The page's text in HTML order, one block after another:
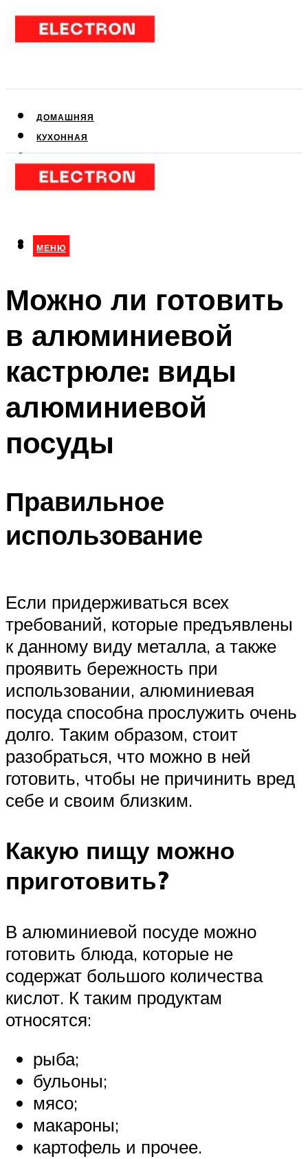
ДОМАШНЯЯ
КУХОННАЯ
КЛИМАТИЧЕСКАЯ
МЕНЮ
МЕНЮ
Можно ли готовить
в алюминиевой
кастрюле: виды
алюминиевой
посуды
Правильное
использование
Если придерживаться всех
требований, которые предъявлены
к данному виду металла, а также
проявить бережность при
использовании, алюминиевая
посуда способна прослужить очень
долго. Таким образом, стоит
разобраться, что можно в ней
готовить, чтобы не причинить вред
себе и своим близким.
Какую пищу можно
приготовить?
В алюминиевой посуде можно
готовить блюда, которые не
содержат большого количества
кислот. К таким продуктам
относятся:
рыба;
бульоны;
мясо;
макароны;
картофель и прочее.